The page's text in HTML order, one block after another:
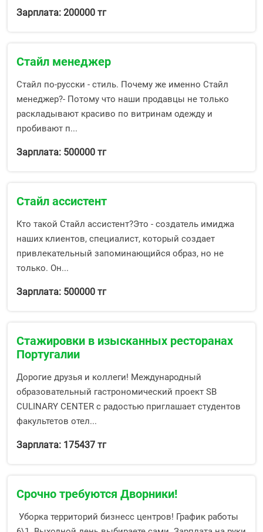
Зарплата: 200000 тг
Стайл менеджер
Стайл по-русски - стиль. Почему же именно Стайл
менеджер?- Потому что наши продавцы не только
раскладывают красиво по витринам одежду и
пробивают п...
Зарплата: 500000 тг
Стайл ассистент
Кто такой Стайл ассистент?Это - создатель имиджа
наших клиентов, специалист, который создает
привлекательный запоминающийся образ, но не
только. Он...
Зарплата: 500000 тг
Стажировки в изысканных ресторанах
Португалии
Дорогие друзья и коллеги! Международный
образовательный гастрономический проект SB
CULINARY CENTER с радостью приглашает студентов
факультетов отел...
Зарплата: 175437 тг
Срочно требуются Дворники!
Уборка территорий бизнесс центров! График работы